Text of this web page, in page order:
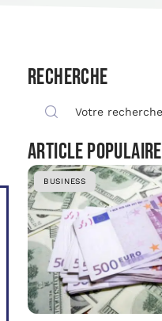
Recherche
Article populaire
BUSINESS